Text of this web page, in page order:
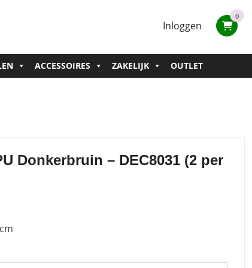
Inloggen
0
ACCESSOIRES ZAKELIJK OUTLET
Donkerbruin – DEC8031 (2 per